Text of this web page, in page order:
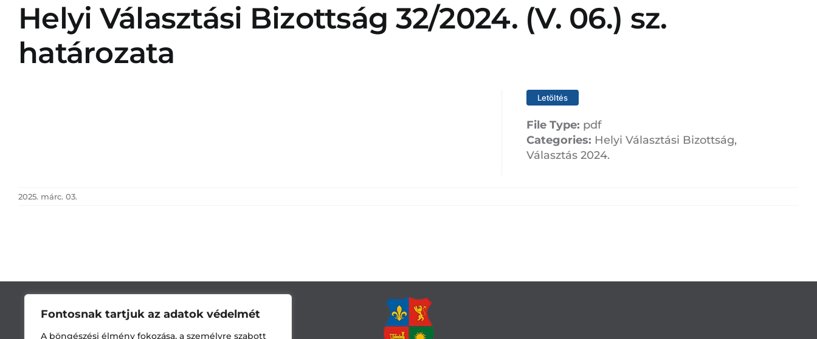
Fontosnak tartjuk az adatok védelmét
A böngészési élmény fokozása, a személyre szabott
Helyi Választási Bizottság 32/2024. (V. 06.) sz.
határozata
Letöltés
File Type: pdf
Categories: Helyi Választási Bizottság,
Választás 2024.
2025. márc. 03.